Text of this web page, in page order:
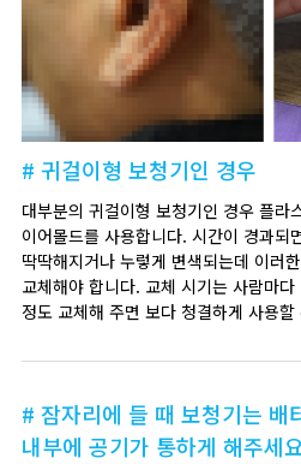
# 귀걸이형 보청기인 경우
대부분의 귀걸이형 보청기인 경우 플라
이어몰드를 사용합니다. 시간이 경과되
딱딱해지거나 누렇게 변색되는데 이러
교체해야 합니다. 교체 시기는 사람마
정도 교체해 주면 보다 청결하게 사용할
# 잠자리에 들 때 보청기는 배
내부에 공기가 통하게 해주세